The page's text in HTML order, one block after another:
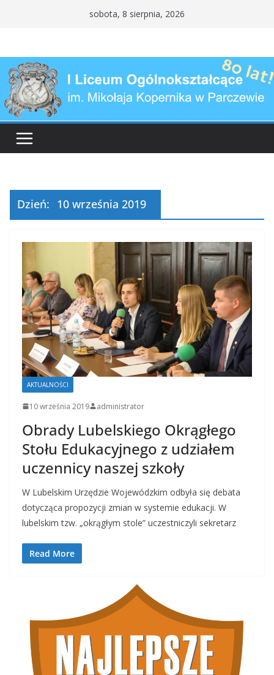
sobota, 8 sierpnia, 2026
Dzień: 10 września 2019
AKTUALNOŚCI
10 września 2019 administrator
Obrady Lubelskiego Okrągłego
Stołu Edukacyjnego z udziałem
uczennicy naszej szkoły
W Lubelskim Urzędzie Wojewódzkim odbyła się debata
dotycząca propozycji zmian w systemie edukacji. W
lubelskim tzw. „okrągłym stole” uczestniczyli sekretarz
Read More